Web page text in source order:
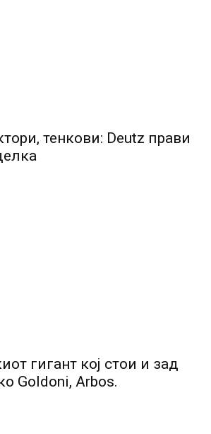
тенкови: Deutz прави
гигант кој стои и зад
Goldoni, Arbos.